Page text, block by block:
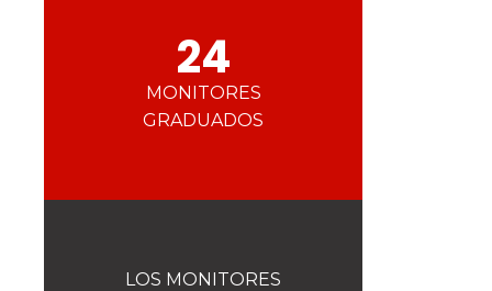
La seguridad
¡Una de nuestras prioridades!
24
MONITORES
GRADUADOS
LOS MONITORES